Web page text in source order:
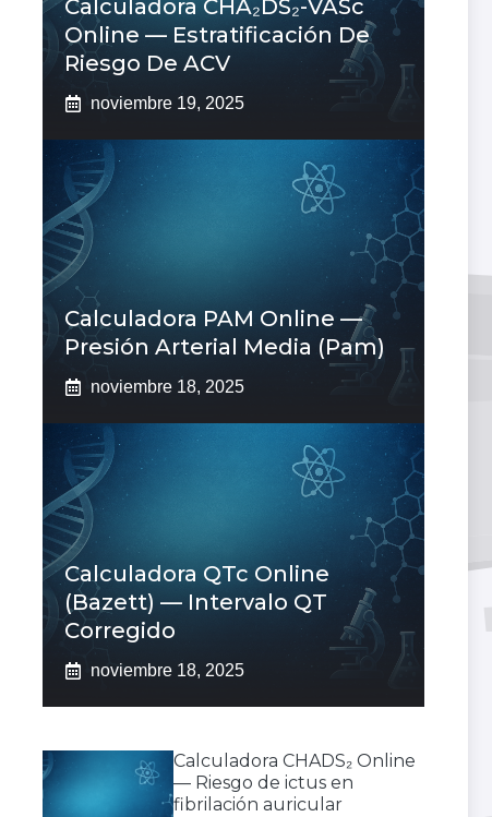
Calculadora CHA₂DS₂-VASc
Online — Estratificación De
Riesgo De ACV
noviembre 19, 2025
Calculadora PAM Online —
Presión Arterial Media (pam)
noviembre 18, 2025
Calculadora QTc Online
(Bazett) — Intervalo QT
Corregido
noviembre 18, 2025
Calculadora CHADS₂ Online
— Riesgo de ictus en
fibrilación auricular